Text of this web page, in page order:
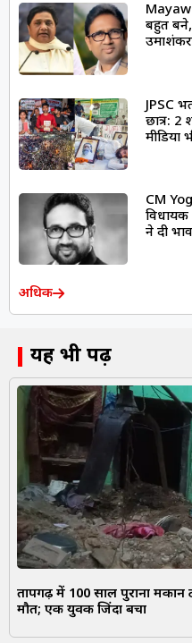
बहुत
उमाशंकर
JPSC
छात्र: 2
मीडिया
CM
विधायक
ने दी
अधिक
यह भी पढ़ें
प्रतापगढ़ में 100 साल पुराना
मौत; एक युवक जिंदा बचा